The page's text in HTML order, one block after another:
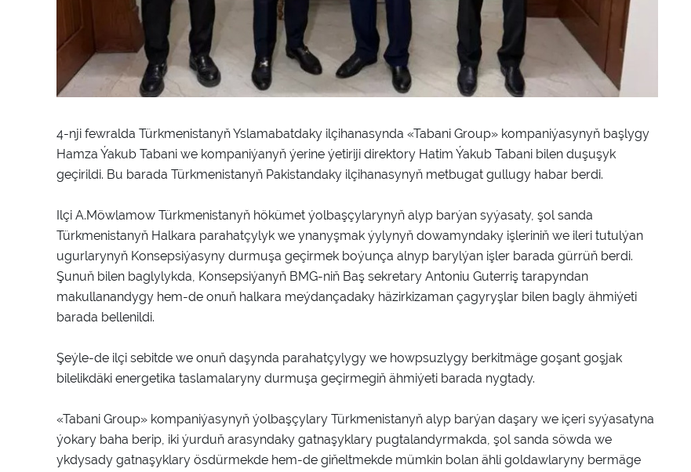
4-nji fewralda Türkmenistanyň Yslamabatdaky ilçihanasynda «Tabani Group» kompaniýasynyň başlygy
Hamza Ýakub Tabani we kompaniýanyň ýerine ýetiriji direktory Hatim Ýakub Tabani bilen duşuşyk
geçirildi. Bu barada Türkmenistanyň Pakistandaky ilçihanasynyň metbugat gullugy habar berdi.
Ilçi A.Möwlamow Türkmenistanyň hökümet ýolbaşçylarynyň alyp barýan syýasaty, şol sanda
Türkmenistanyň Halkara parahatçylyk we ynanyşmak ýylynyň dowamyndaky işleriniň we ileri tutulýan
ugurlarynyň Konsepsiýasyny durmuşa geçirmek boýunça alnyp barylýan işler barada gürrüň berdi.
Şunuň bilen baglylykda, Konsepsiýanyň BMG-niň Baş sekretary Antoniu Guterriş tarapyndan
makullanandygy hem-de onuň halkara meýdançadaky häzirkizaman çagyryşlar bilen bagly ähmiýeti
barada bellenildi.
Şeýle-de ilçi sebitde we onuň daşynda parahatçylygy we howpsuzlygy berkitmäge goşant goşjak
bilelikdäki energetika taslamalaryny durmuşa geçirmegiň ähmiýeti barada nygtady.
«Tabani Group» kompaniýasynyň ýolbaşçylary Türkmenistanyň alyp barýan daşary we içeri syýasatyna
ýokary baha berip, iki ýurduň arasyndaky gatnaşyklary pugtalandyrmakda, şol sanda söwda we
ykdysady gatnaşyklary ösdürmekde hem-de giňeltmekde mümkin bolan ähli goldawlaryny bermäge